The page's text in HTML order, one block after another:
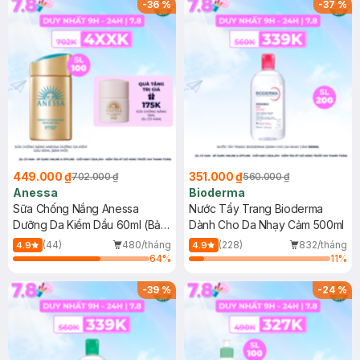
-36%
449.000 ₫702.000 ₫
Anessa
Sữa Chống Nắng Anessa
Dưỡng Da Kiềm Dầu 60ml (Bản
Mới)
4.9 (44)
480/tháng
64%
-37%
351.000 ₫560.000 ₫
Bioderma
Nước Tẩy Trang Bioderma
Dành Cho Da Nhạy Cảm 500ml
4.9 (228)
832/tháng
11%
-39% -24%